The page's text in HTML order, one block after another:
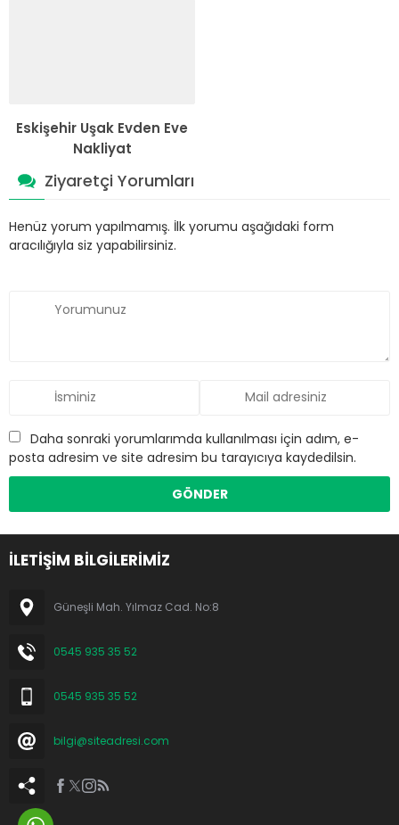
Eskişehir Uşak Evden Eve
Nakliyat
Ziyaretçi Yorumları
Henüz yorum yapılmamış. İlk yorumu aşağıdaki form
aracılığıyla siz yapabilirsiniz.
Daha sonraki yorumlarımda kullanılması için adım, e-
posta adresim ve site adresim bu tarayıcıya kaydedilsin.
İLETİŞİM BİLGİLERİMİZ
Güneşli Mah. Yılmaz Cad. No:8
0545 935 35 52
0545 935 35 52
bilgi@siteadresi.com